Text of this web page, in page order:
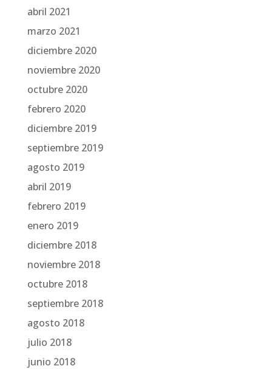
abril 2021
marzo 2021
diciembre 2020
noviembre 2020
octubre 2020
febrero 2020
diciembre 2019
septiembre 2019
agosto 2019
abril 2019
febrero 2019
enero 2019
diciembre 2018
noviembre 2018
octubre 2018
septiembre 2018
agosto 2018
julio 2018
junio 2018